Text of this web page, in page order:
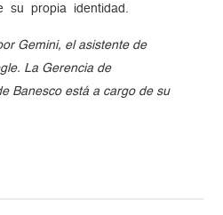
su propia identidad.
Gemini, el asistente de
La Gerencia de
Banesco está a cargo de su